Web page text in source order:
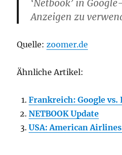
‘Netbook’ in
Anzeigen zu
Quelle:zoomer.de
Ähnliche Artikel:
Frankreich: Google
NETBOOK Update
USA: American